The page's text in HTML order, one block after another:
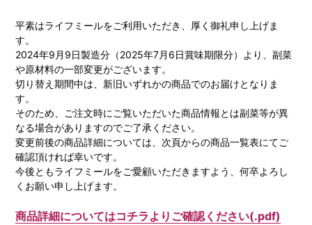
平素はライフミールをご利用いただき、厚く御礼申し上げま
す。
2024年9月9日製造分（2025年7月6日賞味期限分）より、副菜
や原材料の一部変更がございます。
切り替え期間中は、新旧いずれかの商品でのお届けとなりま
す。
そのため、ご注文時にご覧いただいた商品情報とは副菜等が異
なる場合がありますのでご了承ください。
変更前後の商品詳細については、次頁からの商品一覧表にてご
確認頂ければ幸いです。
今後ともライフミールをご愛顧いただきますよう、何卒よろし
くお願い申し上げます。
商品詳細についてはコチラよりご確認ください(.pdf)